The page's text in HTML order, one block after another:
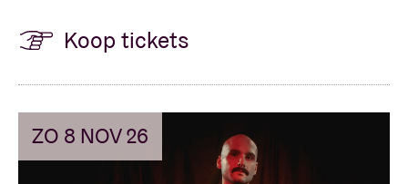
Koop tickets
ZO 8 NOV 26